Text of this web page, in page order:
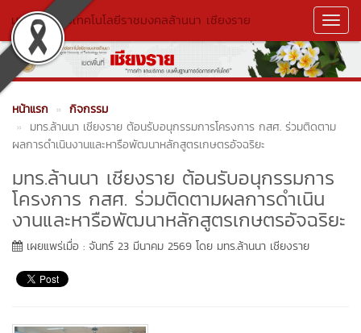
มหาวิทยาลัยเทคโนโลยีราชมงคลล้านนา เชียงราย
หน้าแรก
กิจกรรม
มทร.ล้านนา เชียงราย ต้อนรับอนุกรรมการโครงการ กสศ. ร่วมติดตาม
ผลการดำเนินงานและหารือพัฒนาหลักสูตรเกษตรอัจฉริยะ
มทร.ล้านนา เชียงราย ต้อนรับอนุกรรมการ
โครงการ กสศ. ร่วมติดตามผลการดำเนิน
งานและหารือพัฒนาหลักสูตรเกษตรอัจฉริยะ
เผยแพร่เมื่อ : จันทร์ 23 มีนาคม 2569 โดย มทร.ล้านนา เชียงราย